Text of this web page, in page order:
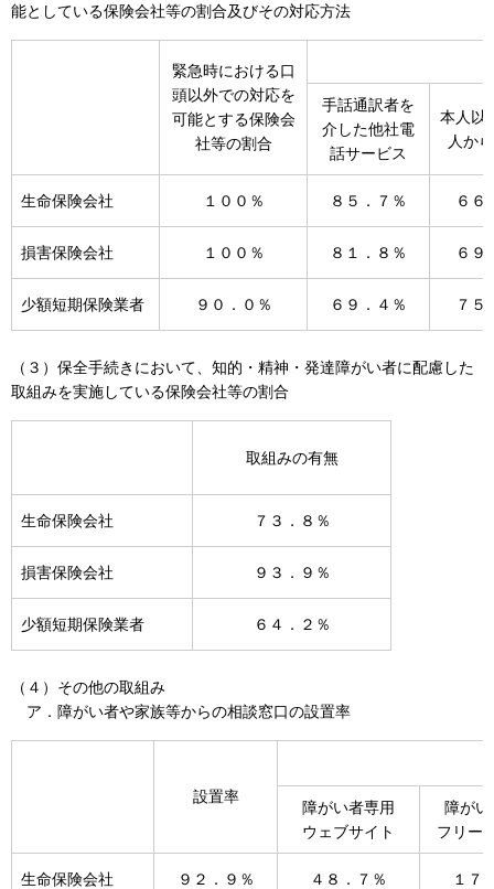
能としている保険会社等の割合及びその対応方法
緊急時における口
頭以外での対応を
可能とする保険会
社等の割合
手話通訳者を
介した他社電
話サービス
本人以
人か
生命保険会社 １００％ ８５．７％ ６６
損害保険会社 １００％ ８１．８％ ６９
少額短期保険業者 ９０．０％ ６９．４％ ７５
（３）保全手続きにおいて、知的・精神・発達障がい者に配慮した
取組みを実施している保険会社等の割合
取組みの有無
生命保険会社 ７３．８％
損害保険会社 ９３．９％
少額短期保険業者 ６４．２％
（４）その他の取組み
ア．障がい者や家族等からの相談窓口の設置率
設置率
障がい者専用
ウェブサイト
障が
フリー
生命保険会社 ９２．９％ ４８．７％ １７